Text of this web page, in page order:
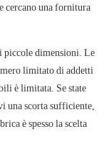
cercano una fornitura
piccole dimensioni. Le
limitato di addetti
è limitata. Se state
una scorta sufficiente,
è spesso la scelta